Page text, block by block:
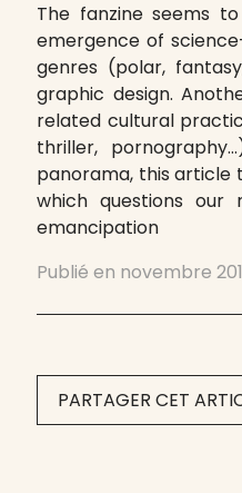
The fanzine seems
emergence of
genres (polar,
graphic design.
related cultural
thriller,
panorama, this article
which questions
emancipation
Publié en novembre
PARTAGER CET